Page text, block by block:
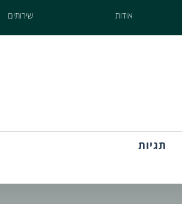
אודות שירותים
תגיות